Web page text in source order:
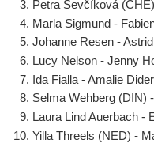
Petra Ševčíková
Marla Sigmund -
Johanne Resen -
Lucy Nelson - Jenny
Ida Fialla - Amalie
Selma Wehberg (DIN)
Laura Lind Auerbach -
Yilla Threels (NED) -